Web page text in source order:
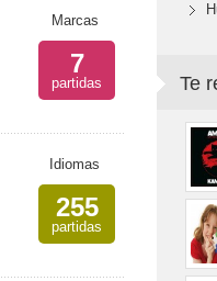
Marcas
7
partidas
Idiomas
255
partidas
Te